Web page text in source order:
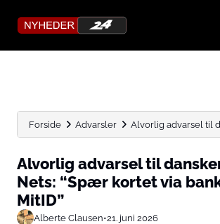
Forside Advarsler Alvorlig advarsel til
Alvorlig advarsel til
Nets: “Spær kortet via
MitID”
Alberte Clausen•21. juni 2026